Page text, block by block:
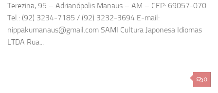
Terezina, 95 – Adrianópolis Manaus – AM – CEP: 69057-070
Tel.: (92) 3234-7185 / (92) 3232-3694 E-mail:
nippakumanaus@gmail.com SAMI Cultura Japonesa Idiomas
LTDA Rua...
0